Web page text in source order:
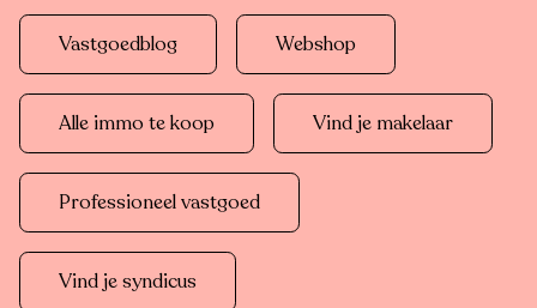
Vastgoedblog Webshop
Alle immo te koop Vind je makelaar
Professioneel vastgoed
Vind je syndicus